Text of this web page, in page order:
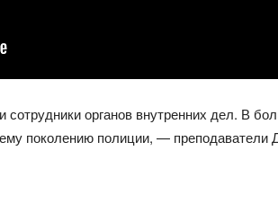
органов внутренних дел. В
поколению полиции, — преподаватели